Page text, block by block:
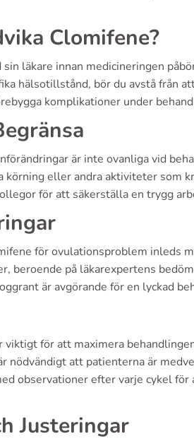
Clomifene?
läkare innan medicineringen
hälsotillstånd, bör du avstå från
komplikationer under
är inte ovanliga vid
körning eller andra aktiviteter som
för att säkerställa en trygg
för ovulationsproblem inleds
beroende på läkarexpertens
är avgörande för en lyckad
för att maximera
nödvändigt att patienterna är
observationer efter varje cykel
Justeringar